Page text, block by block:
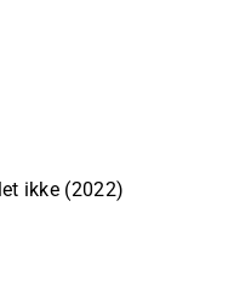
ikke (2022)